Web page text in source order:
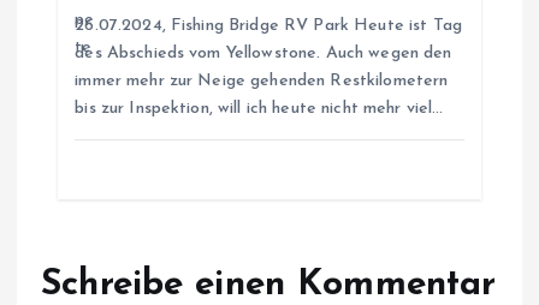
26.07.2024, Fishing Bridge RV Park Heute ist Tag
des Abschieds vom Yellowstone. Auch wegen den
immer mehr zur Neige gehenden Restkilometern
bis zur Inspektion, will ich heute nicht mehr viel…
Schreibe einen Kommentar